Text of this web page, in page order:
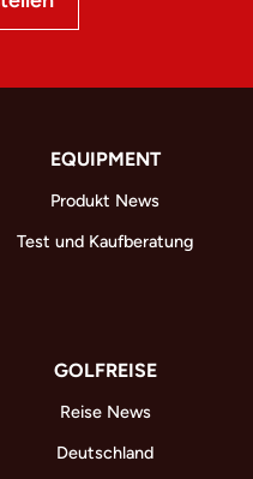
EQUIPMENT
Produkt News
Test und Kaufberatung
GOLFREISE
Reise News
Deutschland